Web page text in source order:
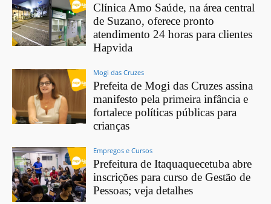
Clínica Amo Saúde, na área central
de Suzano, oferece pronto
atendimento 24 horas para clientes
Hapvida
Mogi das Cruzes
Prefeita de Mogi das Cruzes assina
manifesto pela primeira infância e
fortalece políticas públicas para
crianças
Empregos e Cursos
Prefeitura de Itaquaquecetuba abre
inscrições para curso de Gestão de
Pessoas; veja detalhes